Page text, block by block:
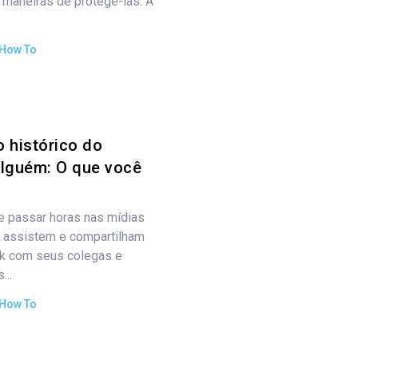
How To
histórico do
O que você
passar horas nas mídias
e compartilham
com seus colegas e
How To